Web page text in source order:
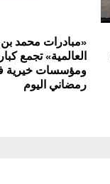
«مبادرات محمد
العالمية» تجمع
ومؤسسات
رمضاني اليوم